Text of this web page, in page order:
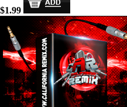
$1.99